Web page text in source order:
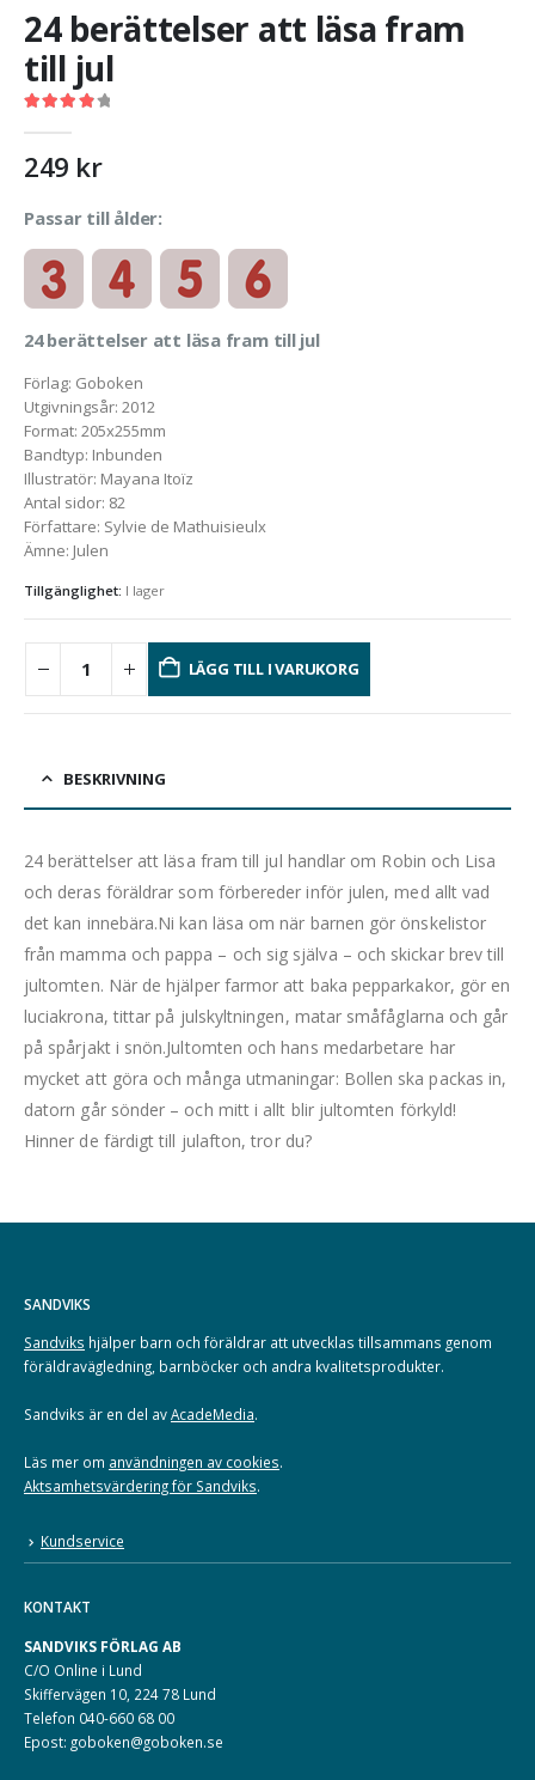
24 berättelser att läsa fram
till jul
249 kr
Passar till ålder:
24 berättelser att läsa fram till jul
Förlag: Goboken
Utgivningsår: 2012
Format: 205x255mm
Bandtyp: Inbunden
Illustratör: Mayana Itoïz
Antal sidor: 82
Författare: Sylvie de Mathuisieulx
Ämne: Julen
Tillgänglighet: I lager
LÄGG TILL I VARUKORG
BESKRIVNING
24 berättelser att läsa fram till jul handlar om Robin och Lisa
och deras föräldrar som förbereder inför julen, med allt vad
det kan innebära.Ni kan läsa om när barnen gör önskelistor
från mamma och pappa – och sig själva – och skickar brev till
jultomten. När de hjälper farmor att baka pepparkakor, gör en
luciakrona, tittar på julskyltningen, matar småfåglarna och går
på spårjakt i snön.Jultomten och hans medarbetare har
mycket att göra och många utmaningar: Bollen ska packas in,
datorn går sönder – och mitt i allt blir jultomten förkyld!
Hinner de färdigt till julafton, tror du?
SANDVIKS
Sandviks hjälper barn och föräldrar att utvecklas tillsammans genom
föräldravägledning, barnböcker och andra kvalitetsprodukter.
Sandviks är en del avAcadeMedia.
Läs mer om användningen av cookies.
Aktsamhetsvärdering för Sandviks.
Kundservice
KONTAKT
SANDVIKS FÖRLAG AB
C/O Online i Lund
Skiffervägen 10, 224 78 Lund
Telefon 040-660 68 00
Epost: goboken@goboken.se